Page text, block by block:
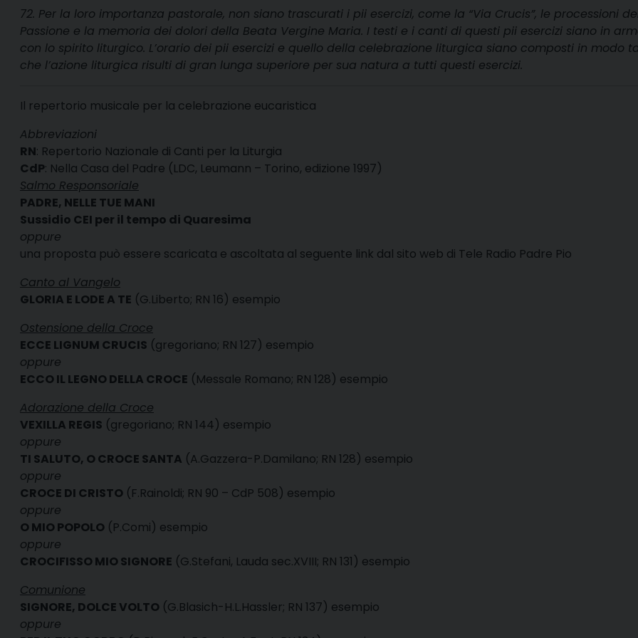
72. Per la loro importanza pastorale, non siano trascurati i pii esercizi, come la “Via Crucis”, le processioni
Passione e la memoria dei dolori della Beata Vergine Maria. I testi e i canti di questi pii esercizi siano in
con lo spirito liturgico. L’orario dei pii esercizi e quello della celebrazione liturgica siano composti in modo
che l’azione liturgica risulti di gran lunga superiore per sua natura a tutti questi esercizi.
Il repertorio musicale per la celebrazione eucaristica
Abbreviazioni
RN: Repertorio Nazionale di Canti per la Liturgia
CdP: Nella Casa del Padre (LDC, Leumann – Torino, edizione 1997)
Salmo Responsoriale
PADRE, NELLE TUE MANI
Sussidio CEI per il tempo di Quaresima
oppure
una proposta può essere scaricata e ascoltata al seguente link dal sito web di Tele Radio Padre Pio
Canto al Vangelo
GLORIA E LODE A TE (G.Liberto; RN 16) esempio
Ostensione della Croce
ECCE LIGNUM CRUCIS (gregoriano; RN 127) esempio
oppure
ECCO IL LEGNO DELLA CROCE (Messale Romano; RN 128) esempio
Adorazione della Croce
VEXILLA REGIS (gregoriano; RN 144) esempio
oppure
TI SALUTO, O CROCE SANTA (A.Gazzera-P.Damilano; RN 128) esempio
oppure
CROCE DI CRISTO (F.Rainoldi; RN 90 – CdP 508) esempio
oppure
O MIO POPOLO (P.Comi) esempio
oppure
CROCIFISSO MIO SIGNORE (G.Stefani, Lauda sec.XVIII; RN 131) esempio
Comunione
SIGNORE, DOLCE VOLTO (G.Blasich-H.L.Hassler; RN 137) esempio
oppure